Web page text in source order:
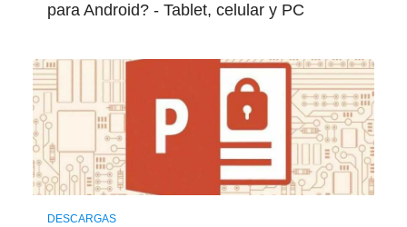
para Android? - Tablet, celular y PC
DESCARGAS